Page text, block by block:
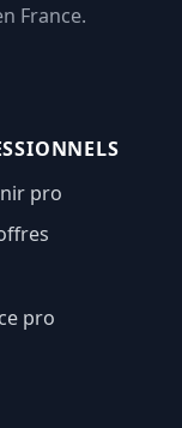
France.
pro
pro